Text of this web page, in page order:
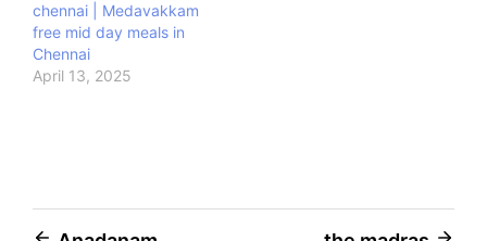
chennai | Medavakkam
free mid day meals in
Chennai
April 13, 2025